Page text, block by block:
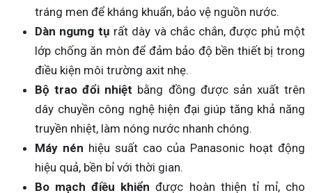
tráng men để kháng khuẩn, bảo vệ nguồn nước.
Dàn ngưng tụ rất dày và chắc chắn, được phủ một
lớp chống ăn mòn để đảm bảo độ bền thiết bị trong
điều kiện môi trường axit nhẹ.
Bộ trao đổi nhiệt bằng đồng được sản xuất trên
dây chuyền công nghệ hiện đại giúp tăng khả năng
truyền nhiệt, làm nóng nước nhanh chóng.
Máy nén hiệu suất cao của Panasonic hoạt động
hiệu quả, bền bỉ với thời gian.
Bo mạch điều khiển được hoàn thiện tỉ mỉ, cho